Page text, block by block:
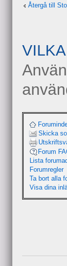
Återgå till
Skicka
Forum
Lista
Forumregler
Ta bort alla
Visa dina